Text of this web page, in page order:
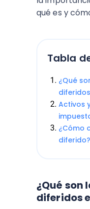
qué es y
Tabla
¿Qué
Activos
¿Cómo
diferido?
¿Qué son
diferidos